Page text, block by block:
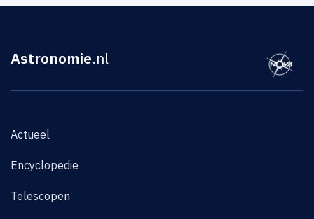
Astronomie.nl
Actueel
Encyclopedie
Telescopen